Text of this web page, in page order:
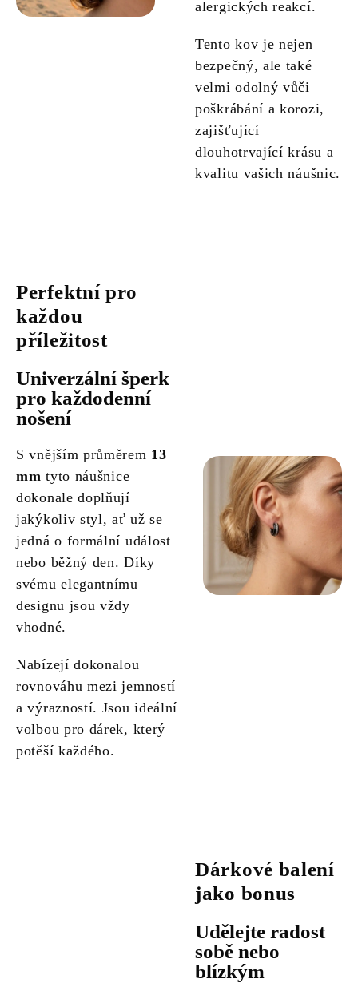
alergických reakcí.
Tento kov je nejen
bezpečný, ale také
velmi odolný vůči
poškrábání a korozi,
zajišťující
dlouhotrvající krásu a
kvalitu vašich náušnic.
Perfektní pro
každou
příležitost
Univerzální šperk
pro každodenní
nošení
S vnějším průměrem 13
mm tyto náušnice
dokonale doplňují
jakýkoliv styl, ať už se
jedná o formální událost
nebo běžný den. Díky
svému elegantnímu
designu jsou vždy
vhodné.
Nabízejí dokonalou
rovnováhu mezi jemností
a výrazností. Jsou ideální
volbou pro dárek, který
potěší každého.
Dárkové balení
jako bonus
Udělejte radost
sobě nebo
blízkým